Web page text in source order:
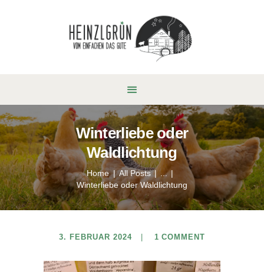
Winterliebe oder
Waldlichtung
Home All Posts
...
Winterliebe oder Waldlichtung
3. FEBRUAR 2024 1 COMMENT